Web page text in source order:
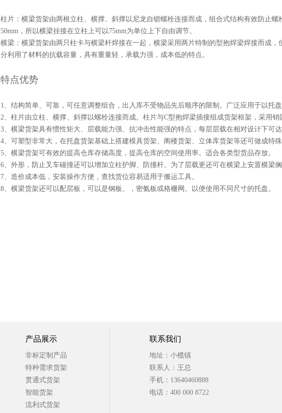
柱片：横梁货架由两根立柱、横撑、斜撑以尼龙自锁螺栓连接而成，组合式结构有效防止
50mm，所以横梁挂接在立柱上可以75mm为单位上下自由调节。
横梁：横梁货架由两只柱卡与横梁杆焊接在一起，横梁采用两片特制的型抱焊梁焊接而成
分利用了材料的抗载容量，具有重量轻，承载力强，成本低的特点。
特点优势
1、结构简单、可靠，可任意调整组合，出入库不受物品先后顺序的限制。广泛应用于以托
2、柱片由立柱、横撑、斜撑以螺栓连接而成。柱片与C型抱焊梁插接组成货架框架，采用
3、横梁货架具有惯性矩大、层载能力强、抗冲击性能强的特点，每层层载在相对设计下可达
4、可塑型非常大，在托盘货架基础上搭建模具货架、阁楼货架、立体库货架等还可做成特
5、横梁货架可有效的提高仓库存储高度，提高仓库的空间使用率。适合各类型货品存放。
6、外形，防止叉车碰撞还可以增加立柱护脚、防撞杆。为了层载更还可在横梁上安置横梁
7、造价成本低，安装操作方便，查找货位容易适用于搬运工具。
8、横梁货架还可以配层板，可以是钢板、，密氨板或格栅网。以便使用不同尺寸的托盘。
产品展示
非标定制产品
特种需求货架
贯通式货架
智能货架
流利式货架
联系我们
地址：小榄镇
联系人：王总
手机：13640460888
电话：400 000 8722